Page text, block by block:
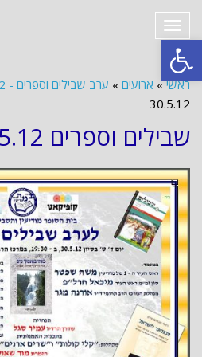
פתח סרגל נגישות
תפריט
ראשי » ארועים » ערב שבילים וספרים - 30.5.12
30.5.12
שבילים וספרים 30.5.12